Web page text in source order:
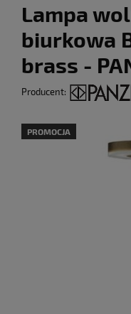
Lampa
biurkowa
brass -
Producent:
PROMOCJA